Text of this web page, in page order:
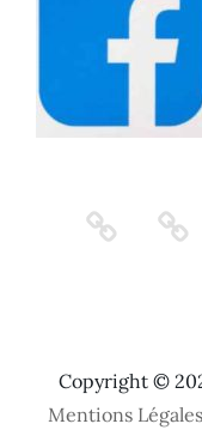
Accueil
Copyright ©
Mentions Légales